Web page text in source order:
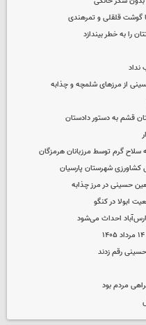
گوشت قلقلی و تمرهندی
نداد
شهرستان پارسیان
ابولا در کنگو
رقم زدند
مردم بود